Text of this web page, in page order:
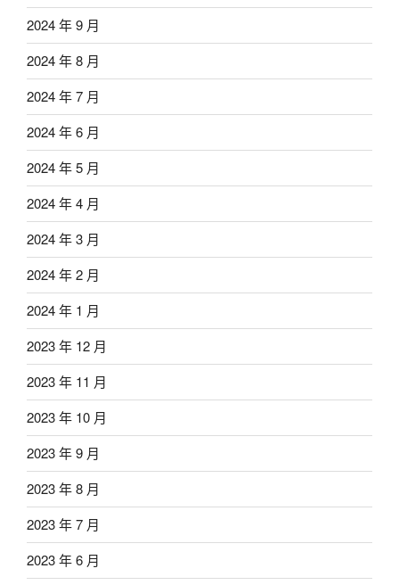
2024 年 9 月
2024 年 8 月
2024 年 7 月
2024 年 6 月
2024 年 5 月
2024 年 4 月
2024 年 3 月
2024 年 2 月
2024 年 1 月
2023 年 12 月
2023 年 11 月
2023 年 10 月
2023 年 9 月
2023 年 8 月
2023 年 7 月
2023 年 6 月